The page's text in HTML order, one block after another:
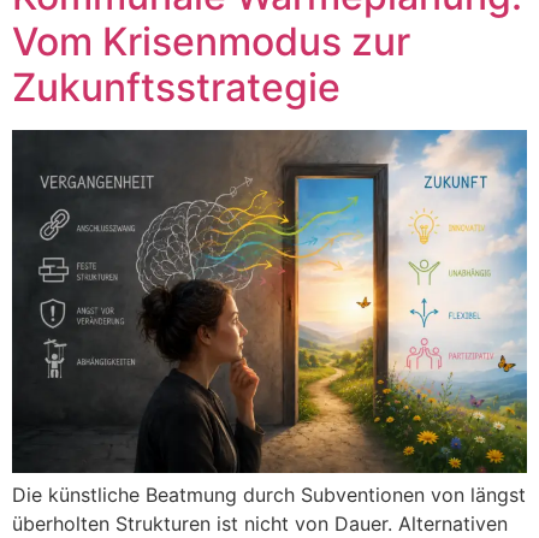
Vom Krisenmodus zur
Zukunftsstrategie
Die künstliche Beatmung durch Subventionen von längst
überholten Strukturen ist nicht von Dauer. Alternativen